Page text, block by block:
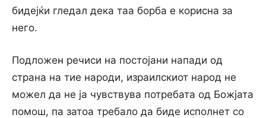
бидејќи гледал дека таа борба е корисна за
него.
Подложен речиси на постојани напади од
страна на тие народи, израилскиот народ не
можел да не ја чувствува потребата од Божјата
помош, па затоа требало да биде исполнет co